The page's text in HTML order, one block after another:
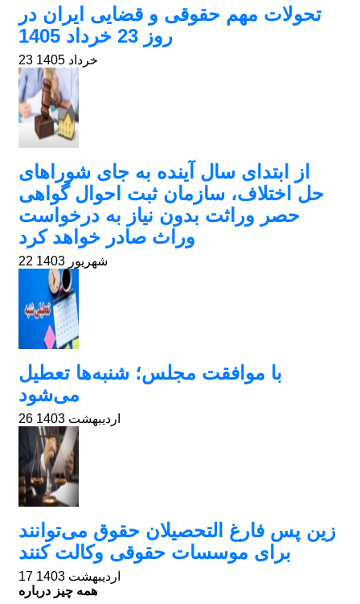
تحولات مهم حقوقی و قضایی ایران در
روز 23 خرداد 1405
23 خرداد 1405
از ابتدای سال آینده به جای شوراهای
حل اختلاف، سازمان ثبت احوال گواهی
حصر وراثت بدون نیاز به درخواست
وراث صادر خواهد کرد
22 شهریور 1403
با موافقت مجلس؛ شنبه‌ها تعطیل
می‌شود
26 اردیبهشت 1403
زین پس فارغ التحصیلان حقوق می‌توانند
برای موسسات حقوقی وکالت کنند
17 اردیبهشت 1403
همه چیز درباره